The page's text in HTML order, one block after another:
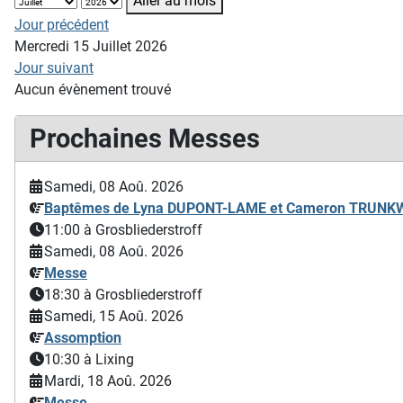
Jour précédent
Mercredi 15 Juillet 2026
Jour suivant
Aucun évènement trouvé
Prochaines Messes
Samedi, 08 Aoû. 2026
Baptêmes de Lyna DUPONT-LAME et Cameron
11:00 à Grosbliederstroff
Samedi, 08 Aoû. 2026
Messe
18:30 à Grosbliederstroff
Samedi, 15 Aoû. 2026
Assomption
10:30 à Lixing
Mardi, 18 Aoû. 2026